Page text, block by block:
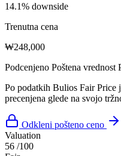
14.1% downside
Trenutna cena
₩248,000
Podcenjeno Poštena vrednost
Po podatkih Bulios Fair Price
precenjena glede na svojo
Odkleni pošteno ceno
Valuation
56 /100